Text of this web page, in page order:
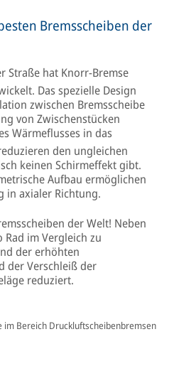
Bremsscheiben der
Straße hat Knorr-Bremse
Das spezielle Design
zwischen Bremsscheibe
von Zwischenstücken
Wärmeflusses in das
den ungleichen
keinen Schirmeffekt gibt.
Aufbau ermöglichen
in axialer Richtung.
der Welt! Neben
im Vergleich zu
der erhöhten
der Verschleiß der
reduziert.
Bereich Druckluftscheibenbremsen